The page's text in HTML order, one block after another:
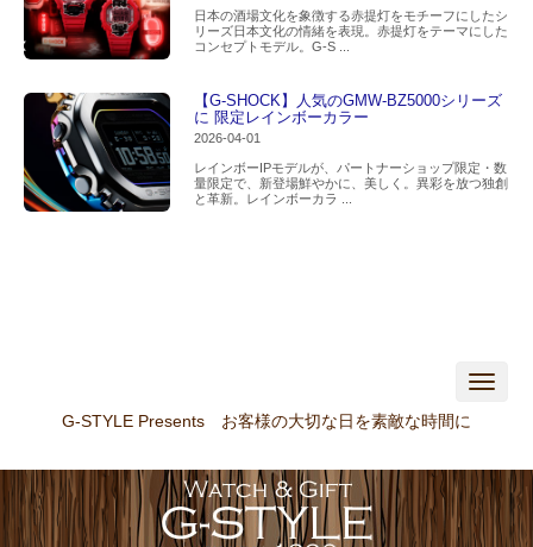
日本の酒場文化を象徴する赤提灯をモチーフにしたシ
リーズ日本文化の情緒を表現。赤提灯をテーマにした
コンセプトモデル。G-S ...
【G-SHOCK】人気のGMW-BZ5000シリーズ
に 限定レインボーカラー
2026-04-01
レインボーIPモデルが、パートナーショップ限定・数
量限定で、新登場鮮やかに、美しく。異彩を放つ独創
と革新。レインボーカラ ...
N
t
i
o
G-STYLE Presents お客様の大切な日を素敵な時間に